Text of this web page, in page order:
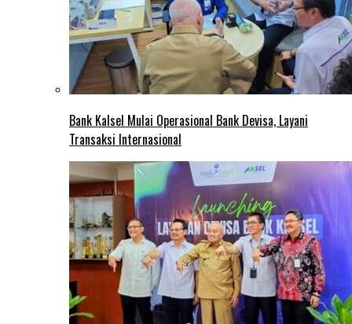
Bank Kalsel Mulai Operasional Bank Devisa, Layani
Transaksi Internasional